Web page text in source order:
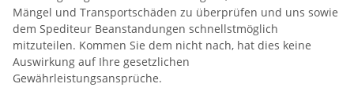
Mängel und Transportschäden zu überprüfen und uns sowie
dem Spediteur Beanstandungen schnellstmöglich
mitzuteilen. Kommen Sie dem nicht nach, hat dies keine
Auswirkung auf Ihre gesetzlichen
Gewährleistungsansprüche.